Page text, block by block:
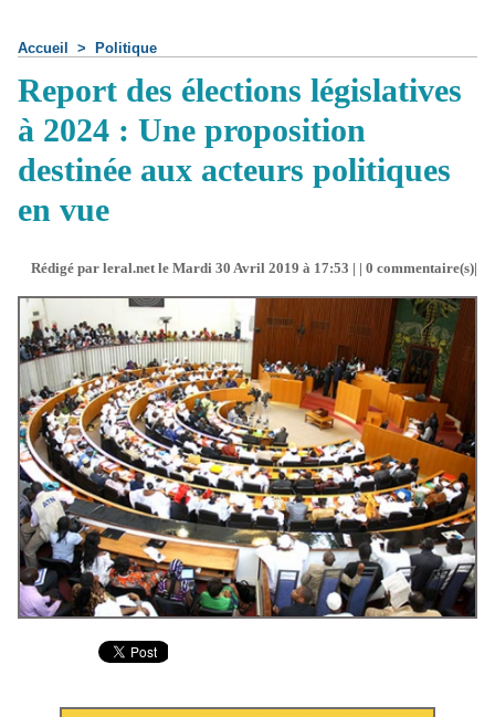
Accueil > Politique
Report des élections législatives
à 2024 : Une proposition
destinée aux acteurs politiques
en vue
Rédigé par leral.net le Mardi 30 Avril 2019 à 17:53 | | 0 commentaire(s)|